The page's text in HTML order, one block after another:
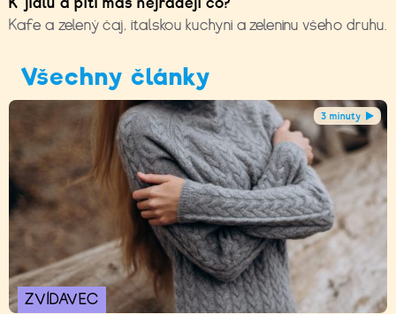
Kafe a zelený čaj, italskou kuchyni a zeleninu všeho druhu.
Všechny články
3 minuty
ZVÍDAVEC